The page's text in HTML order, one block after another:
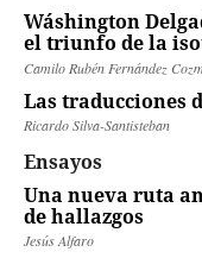
Wáshington
el triunfo de la
Camilo Rubén Fernández
Las traducciones
Ricardo Silva-Santisteban
Ensayos
Una nueva ruta
de hallazgos
Jesús Alfaro